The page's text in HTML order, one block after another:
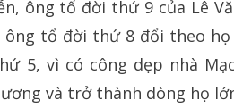
ông tổ đời thứ 9 của Lê
tổ đời thứ 8 đổi theo
5, vì có công dẹp nhà
và trở thành dòng họ